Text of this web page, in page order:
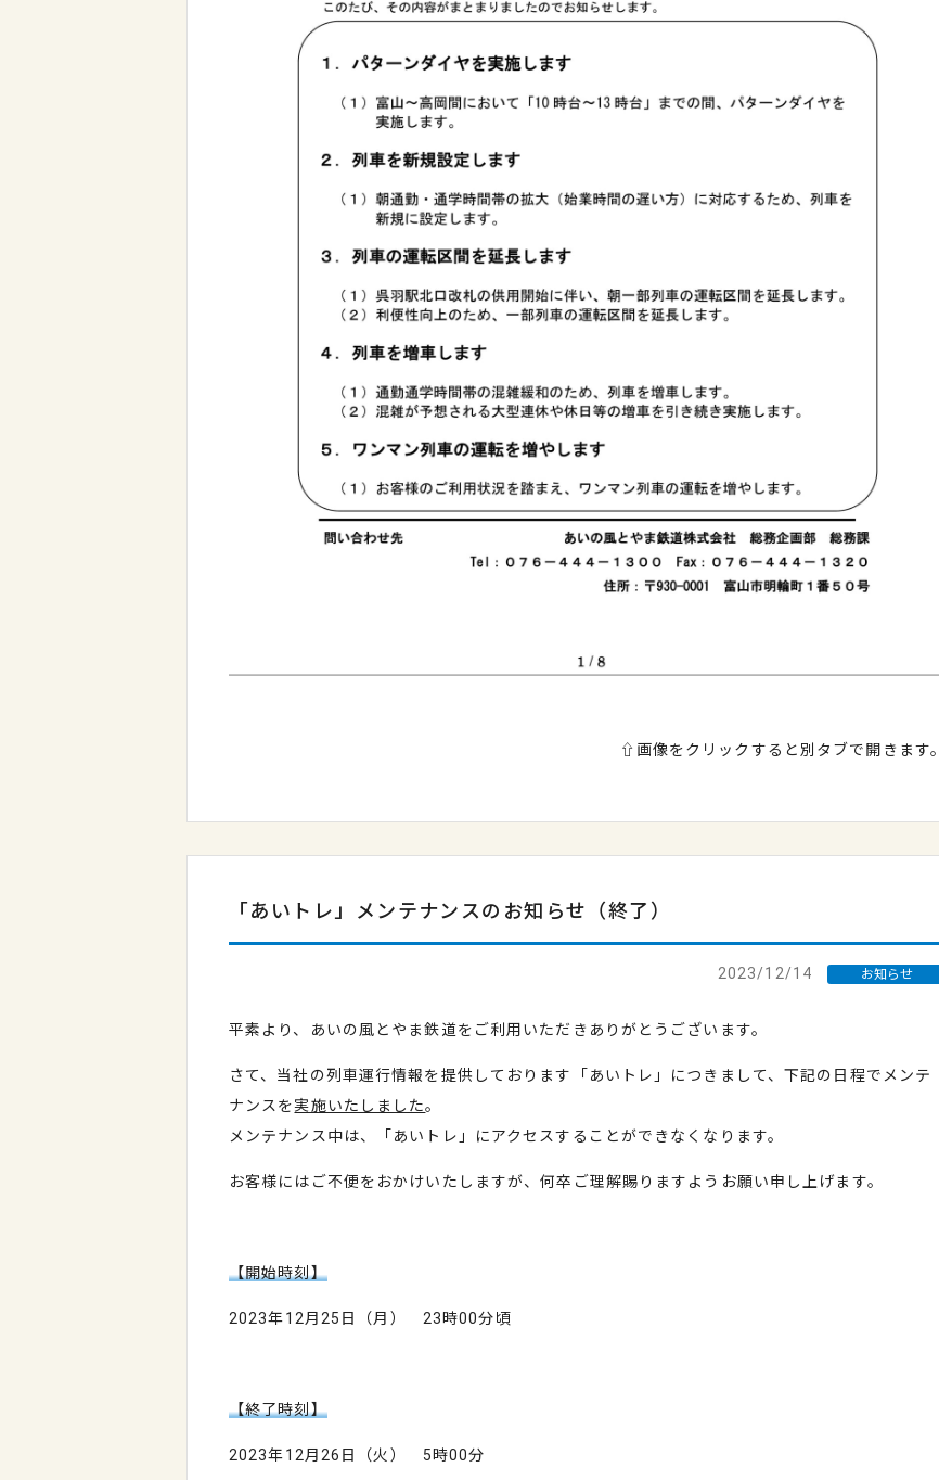
⇧画像をクリックすると別タブで開きます。
「あいトレ」メンテナンスのお知らせ（終了）
2023/12/14 お知らせ
平素より、あいの風とやま鉄道をご利用いただきありがとうございます。
さて、当社の列車運行情報を提供しております「あいトレ」につきまして、下記の日程でメンテ
ナンスを実施いたしました。
メンテナンス中は、「あいトレ」にアクセスすることができなくなります。
お客様にはご不便をおかけいたしますが、何卒ご理解賜りますようお願い申し上げます。
【開始時刻】
2023年12月25日（月） 23時00分頃
【終了時刻】
2023年12月26日（火） 5時00分